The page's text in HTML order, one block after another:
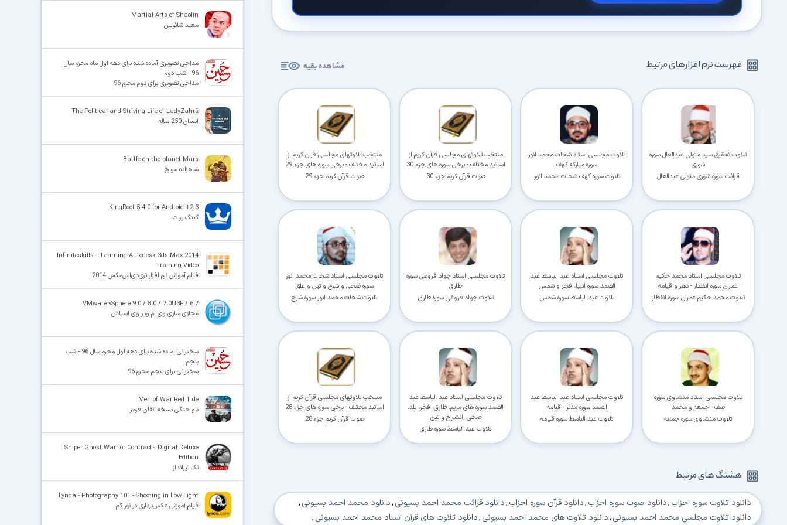
فهرست نرم افزارهای مرتبط مشاهده بقیه
تلاوت تحقیق سید متولی عبدالعال سوره
شوری
قرائت سوره شوری متولی عبدالعال
تلاوت مجلسی استاد شحات محمد انور
سوره مبارکه کهف
تلاوت سوره کهف شحات محمد انور
منتخب تلاوتهای مجلسی قرآن کریم از
اساتید مختلف - برخی سوره های جزء 30
صوت قرآن کریم جزء 30
منتخب تلاوتهای مجلسی قرآن کریم از
اساتید مختلف - برخی سوره های جزء 29
صوت قرآن کریم جزء 29
تلاوت مجلسی استاد محمد حکیم
عمران سوره انفطار - دهر و قیامه
تلاوت محمد حکیم عمران سوره انفطار
تلاوت مجلسی استاد عبد الباسط عبد
الصمد سوره انبیا، فجر و شمس
تلاوت عبد الباسط سوره شمس
تلاوت مجلسی استاد جواد فروغی سوره
طارق
تلاوت جواد فروغی سوره طارق
تلاوت مجلسی استاد شحات محمد انور
سوره ضحی و شرح و تین و علق
تلاوت شحات محمد انور سوره شرح
تلاوت مجلسی استاد منشاوی سوره
صف - جمعه و محمد
تلاوت منشاوی سوره جمعه
تلاوت مجلسی استاد عبد الباسط عبد
الصمد سوره مدثر - قیامه
تلاوت عبد الباسط سوره قیامه
تلاوت مجلسی استاد عبد الباسط عبد
الصمد سوره های مریم، طارق، فجر، بلد،
ضحی، انشراح و تین
تلاوت عبد الباسط سوره طارق
منتخب تلاوتهای مجلسی قرآن کریم از
اساتید مختلف - برخی سوره های جزء 28
صوت قرآن کریم جزء 28
هشتگ های مرتبط
دانلود تلاوت سوره احزاب,دانلود صوت سوره احزاب,دانلود قرآن سوره احزاب,دانلود قرائت محمد احمد بسیونی,دانلود محمد احمد بسیونی,
دانلود تلاوت مجلسی محمد احمد بسیونی,دانلود تلاوت های محمد احمد بسیونی,دانلود تلاوت های قرآن استاد محمد احمد بسیونی,
Martial Arts of Shaolin
معبد شائولین
مداحی تصویری آماده شده برای دهه اول ماه محرم سال
96 - شب دوم
مداحی تصویری برای دوم محرم 96
The Political and Striving Life of LadyZahrā
انسان 250 ساله
Battle on the planet Mars
شاهزاده مریخ
KingRoot 5.4.0 for Android +2.3
کینگ روت
Infiniteskills – Learning Autodesk 3ds Max 2014
Training Video
فیلم آموزش نرم افزار تری‌دی‌اس‌مکس 2014
VMware vSphere 9.0 / 8.0 / 7.0U3F / 6.7
مجازی سازی وی ام ویر وی اسپلش
سخنرانی آماده شده برای دهه اول محرم سال 96 - شب
پنجم
سخنرانی برای پنجم محرم 96
Men of War Red Tide
ناو جنگی نسخه اتفاق قرمز
Sniper Ghost Warrior Contracts Digital Deluxe
Edition
تک تیرانداز
Lynda - Photography 101 - Shooting in Low Light
فیلم آموزش عکس‌برداری در نور کم